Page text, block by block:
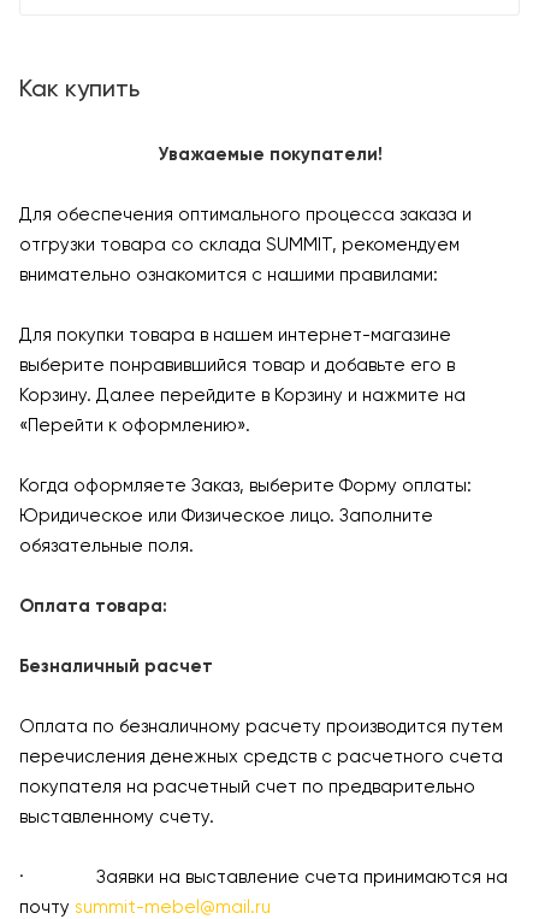
Как купить
Уважаемые покупатели!
Для обеспечения оптимального процесса заказа и
отгрузки товара со склада SUMMIT, рекомендуем
внимательно ознакомится с нашими правилами:
Для покупки товара в нашем интернет-магазине
выберите понравившийся товар и добавьте его в
Корзину. Далее перейдите в Корзину и нажмите на
«Перейти к оформлению».
Когда оформляете Заказ, выберите Форму оплаты:
Юридическое или Физическое лицо. Заполните
обязательные поля.
Оплата товара:
Безналичный расчет
Оплата по безналичному расчету производится путем
перечисления денежных средств с расчетного счета
покупателя на расчетный счет по предварительно
выставленному счету.
· Заявки на выставление счета принимаются на
почту summit-mebel@mail.ru